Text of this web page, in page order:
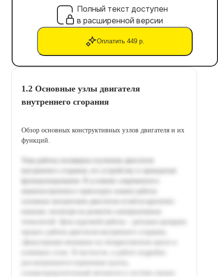
Полный текст доступен
в расширенной версии
Оплатить 449 р.
1.2 Основные узлы двигателя
внутреннего сгорания
Обзор основных конструктивных узлов двигателя и их
функций.